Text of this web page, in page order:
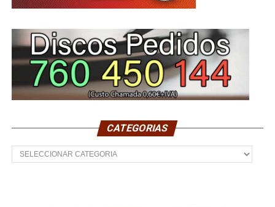
CATEGORIAS
Categorias